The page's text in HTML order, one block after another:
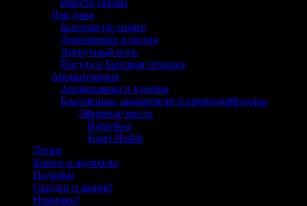
Для дома
Бытовая не химия
Деревянные изделия
Лоскутный воск
Посуда и Бытовая техника
Ароматерапия
Аромалампы и кулоны
Благовония, аромасвечи и аромадиффузоры
Эфирные масла
Botavikos
Karel Hadek
Детям
Книги и журналы
Подарки
Скидки и акции!
Новинки!